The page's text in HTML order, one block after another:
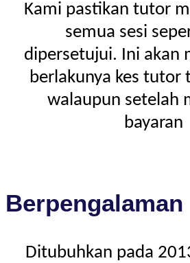
Kami pastikan tutor
semua sesi
dipersetujui. Ini akan
berlakunya kes tutor
walaupun setelah
bayaran
Berpengalaman
Ditubuhkan pada